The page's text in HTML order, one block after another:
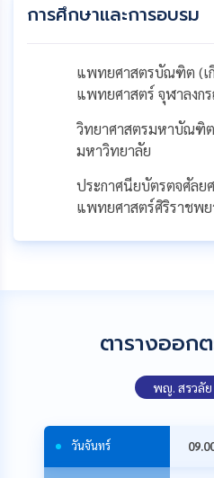
การศึกษาและการอบรม
แพทยศาสตรบัณฑิต (เ
แพทยศาสตร์ จุฬาลงก
วิทยาศาสตรมหาบัณฑิ
มหาวิทยาลัย
ประกาศนียบัตรตจศัลย
แพทยศาสตร์ศิริราชพ
ตารางออก
พญ. สรวลัย
วันจันทร์